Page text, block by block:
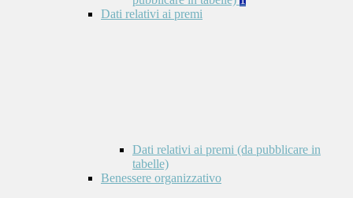
Dati relativi ai premi
Dati relativi ai premi (da pubblicare in
tabelle)
Benessere organizzativo